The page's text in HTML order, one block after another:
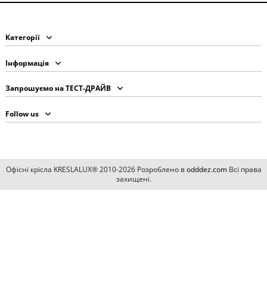
Категорії
Інформація
Запрошуємо на ТЕСТ-ДРАЙВ
Follow us
Офісні крісла KRESLALUX® 2010-2026 Розроблено вodddez.comВсі права
захищені.